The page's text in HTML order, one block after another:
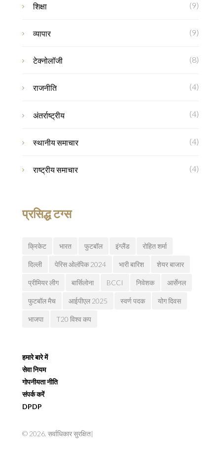
शिक्षा (9)
व्यापार (9)
टेक्नोलॉजी (8)
राजनीति (4)
अंतर्राष्ट्रीय (4)
स्थानीय समाचार (4)
राष्ट्रीय समाचार (4)
प्रसिद्ध टग्स
क्रिकेट भारत फुटबॉल इंग्लैंड रोहित शर्मा
दिल्ली पेरिस ओलंपिक 2024 भारी बारिश शेयर बाजार
प्रीमियर लीग बार्सिलोना BCCI निवेशक आर्सेनल
फुटबॉल मैच आईपीएल 2025 स्वर्ण पदक योग दिवस
भाजपा T20 विश्व कप
हमारे बारे में
सेवा नियम
गोपनीयता नीति
संपर्क करें
DPDP
© 2026. सर्वाधिकार सुरक्षित|